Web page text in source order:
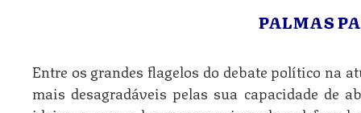
PALMAS
Entre os grandes flagelos do debate político na
mais desagradáveis pelas sua capacidade de